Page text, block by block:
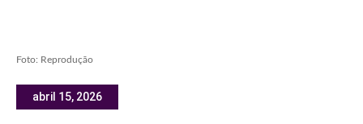
Foto: Reprodução
abril 15, 2026